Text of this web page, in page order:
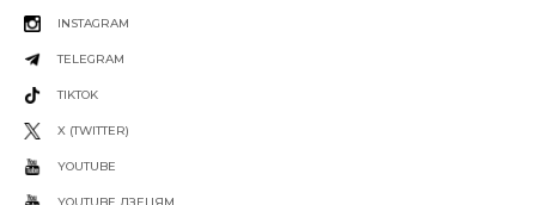
INSTAGRAM
TELEGRAM
TIKTOK
X (TWITTER)
YOUTUBE
YOUTUBE ДЗЕЦЯМ